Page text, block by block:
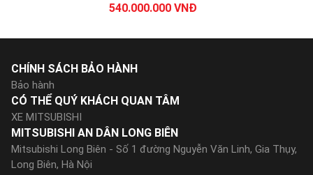
540.000.000 VNĐ
MITSUBISHI AN DÂN LONG BIÊN
Mitsubishi Long Biên - Số 1 đường Nguyễn Văn Linh, Gia Thụy,
Long Biên, Hà Nội
CHÍNH SÁCH BẢO HÀNH
Bảo hành
CÓ THỂ QUÝ KHÁCH QUAN TÂM
XE MITSUBISHI